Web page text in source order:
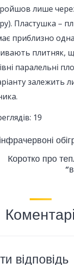
лише
Пластушка –
приблизно
плитняк,
паралельні
залежить
19
Коротко про
Коментарі
відповідь